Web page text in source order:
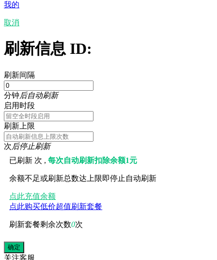
我的
取消
刷新信息 ID:
刷新间隔
分钟后自动刷新
启用时段
刷新上限
次后停止刷新
已刷新 次 ,每次自动刷新扣除余额1元
余额不足或刷新总数达上限即停止自动刷新
点此充值余额
点此购买低价超值刷新套餐
刷新套餐剩余次数0次
关注客服